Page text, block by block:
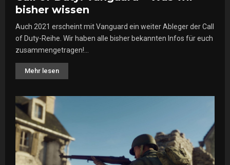
bisher wissen
Auch 2021 erscheint mit Vanguard ein weiter Ableger der Call
of Duty-Reihe. Wir haben alle bisher bekannten Infos für euch
zusammengetragen!...
Mehr lesen